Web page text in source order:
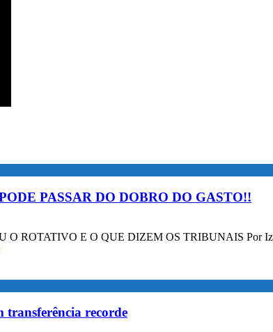
PASSAR DO DOBRO DO GASTO!!
ROTATIVO E O QUE DIZEM OS TRIBUNAIS Por
transferência recorde